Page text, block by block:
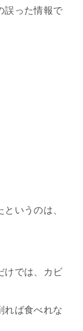
誤った情報で
いうのは、
けでは、カビ
れば食べれな